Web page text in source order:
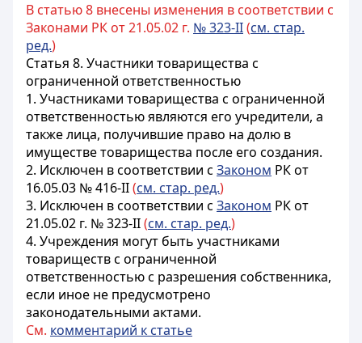
В статью 8 внесены изменения в соответствии с
Законами РК от 21.05.02 г. № 323-II(см. стар.
ред.)
Статья 8. Участники товарищества с
ограниченной ответственностью
1. Участниками товарищества с ограниченной
ответственностью являются его учредители, а
также лица, получившие право на долю в
имуществе товарищества после его создания.
2. Исключен в соответствии с Законом РК от
16.05.03 № 416-II(см. стар. ред.)
3. Исключен в соответствии с Законом РК от
21.05.02 г. № 323-II(см. стар. ред.)
4. Учреждения могут быть участниками
товариществ с ограниченной
ответственностью с разрешения собственника,
если иное не предусмотрено
законодательными актами.
См. комментарий к статье